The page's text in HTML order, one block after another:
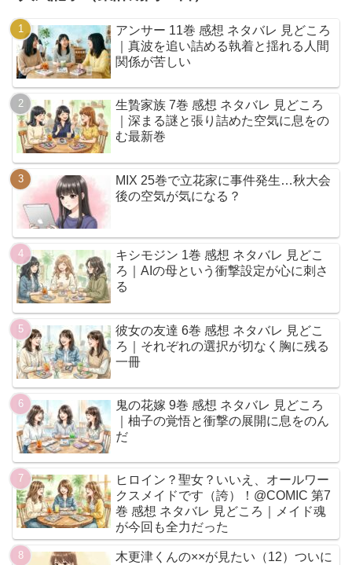
アンサー 11巻 感想 ネタバレ 見どころ
｜真波を追い詰める執着と揺れる人間
関係が苦しい
生贄家族 7巻 感想 ネタバレ 見どころ
｜深まる謎と張り詰めた空気に息をの
む最新巻
MIX 25巻で立花家に事件発生…秋大会
後の空気が気になる？
キシモジン 1巻 感想 ネタバレ 見どこ
ろ｜AIの母という衝撃設定が心に刺さ
る
彼女の友達 6巻 感想 ネタバレ 見どこ
ろ｜それぞれの選択が切なく胸に残る
一冊
鬼の花嫁 9巻 感想 ネタバレ 見どころ
｜柚子の覚悟と衝撃の展開に息をのん
だ
ヒロイン？聖女？いいえ、オールワー
クスメイドです（誇）！@COMIC 第7
巻 感想 ネタバレ 見どころ｜メイド魂
が今回も全力だった
木更津くんの××が見たい（12）ついに